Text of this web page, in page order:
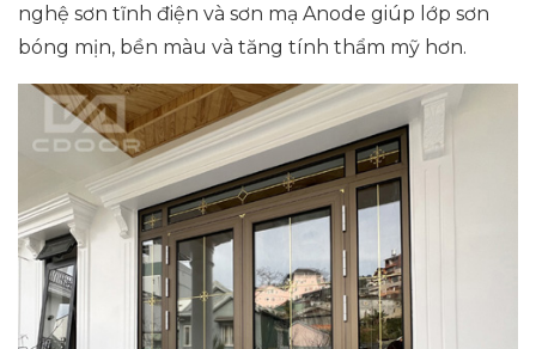
nghệ sơn tĩnh điện và sơn mạ Anode giúp lớp sơn
bóng mịn, bền màu và tăng tính thẩm mỹ hơn.